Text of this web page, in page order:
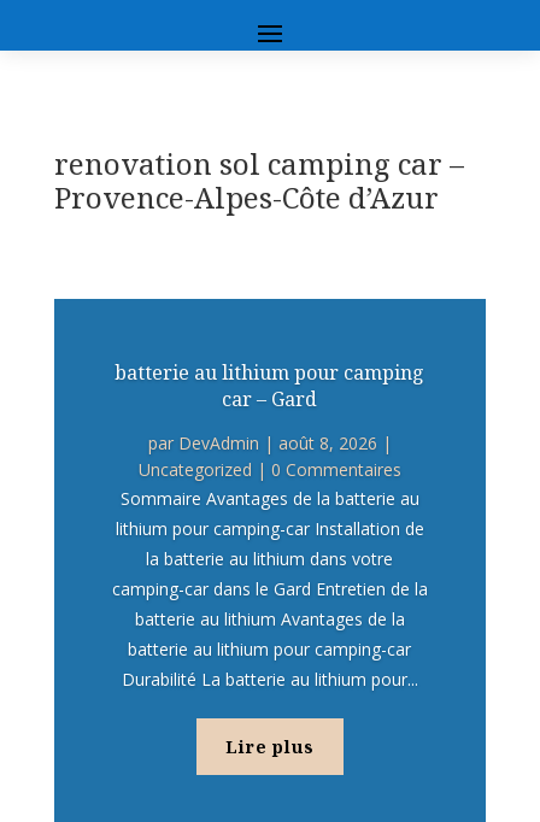
renovation sol camping car –
Provence-Alpes-Côte d’Azur
batterie au lithium pour camping
car – Gard
par DevAdmin | août 8, 2026 |
Uncategorized | 0 Commentaires
Sommaire Avantages de la batterie au
lithium pour camping-car Installation de
la batterie au lithium dans votre
camping-car dans le Gard Entretien de la
batterie au lithium Avantages de la
batterie au lithium pour camping-car
Durabilité La batterie au lithium pour...
Lire plus